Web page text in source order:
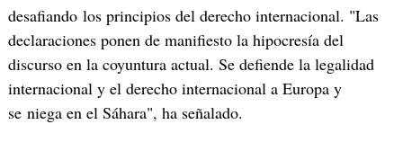
desafiando los principios del derecho internacional. "Las
declaraciones ponen de manifiesto la hipocresía del
discurso en la coyuntura actual. Se defiende la legalidad
internacional y el derecho internacional a Europa y
se niega en el Sáhara", ha señalado.